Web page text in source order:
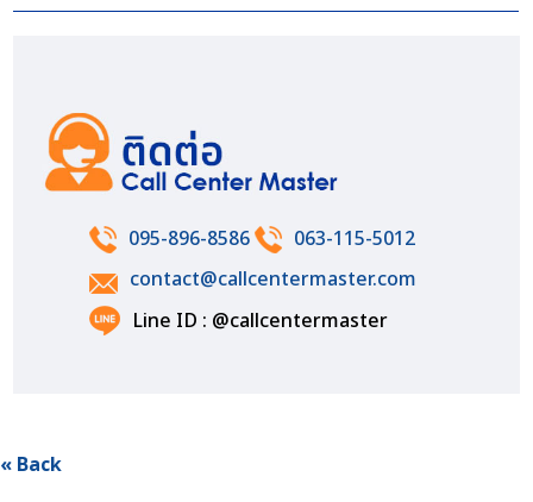
095-896-8586
063-115-5012
contact@callcentermaster.com
Line ID : @callcentermaster
« Back